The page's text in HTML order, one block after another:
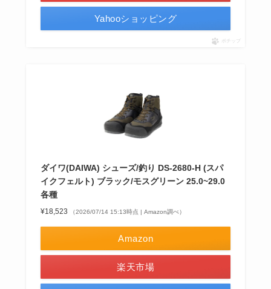
Yahooショッピング
ポチップ
ダイワ(DAIWA) シューズ/釣り DS-2680-H (スパ
イクフェルト) ブラック/モスグリーン 25.0~29.0
各種
¥18,523 （2026/07/14 15:13時点 | Amazon調べ）
Amazon
楽天市場